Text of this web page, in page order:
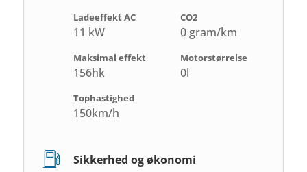
Ladeeffekt AC
11 kW
CO2
0 gram/km
Maksimal effekt
156hk
Motorstørrelse
0l
Tophastighed
150km/h
Sikkerhed og økonomi